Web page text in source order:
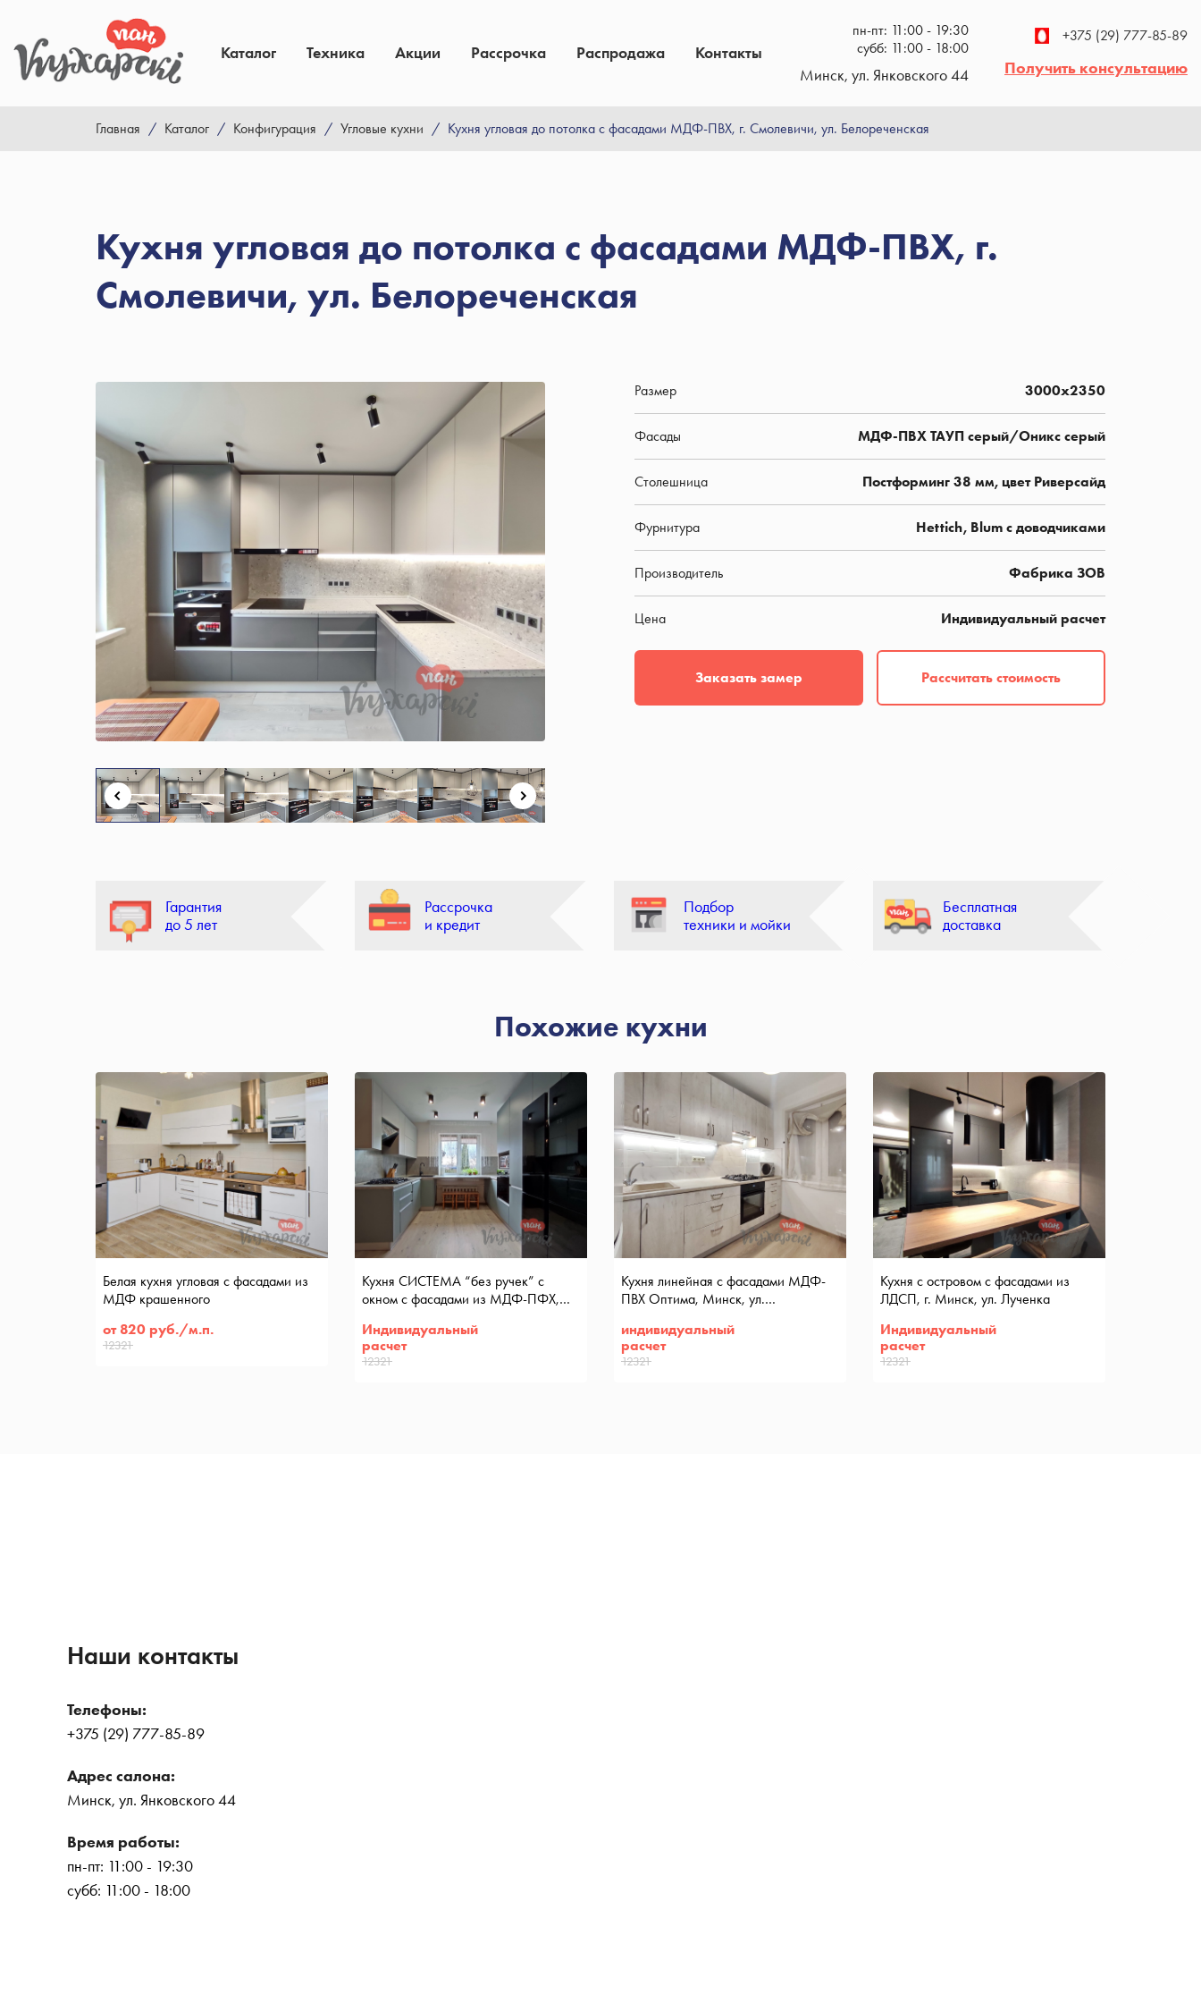
Каталог Техника Акции Рассрочка Распродажа Контакты
пн-пт: 11:00 - 19:30
субб: 11:00 - 18:00
Минск, ул. Янковского 44
+375 (29) 777-85-89
Получить консультацию
Главная / Каталог / Конфигурация / Угловые кухни / Кухня угловая до потолка с фасадами МДФ-ПВХ, г. Смолевичи, ул. Белореченская
Кухня угловая до потолка с фасадами МДФ-ПВХ, г.
Смолевичи, ул. Белореченская
Размер 3000х2350
Фасады МДФ-ПВХ ТАУП серый/Оникс серый
Столешница Постформинг 38 мм, цвет Риверсайд
Фурнитура Hettich, Blum с доводчиками
Производитель Фабрика ЗОВ
Цена Индивидуальный расчет
Заказать замер Рассчитать стоимость
Гарантия
до 5 лет
Рассрочка
и кредит
Подбор
техники и мойки
Бесплатная
доставка
Похожие кухни
Белая кухня угловая с фасадами из
МДФ крашенного
от 820 руб./м.п.
12321
Кухня СИСТЕМА “без ручек” с
окном с фасадами из МДФ-ПФХ,
Индивидуальный
расчет
12321
Кухня линейная с фасадами МДФ-
ПВХ Оптима, Минск, ул.
индивидуальный
расчет
12321
Кухня с островом с фасадами из
ЛДСП, г. Минск, ул. Лученка
Индивидуальный
расчет
12321
Наши контакты
Телефоны:
+375 (29) 777-85-89
Адрес салона:
Минск, ул. Янковского 44
Время работы:
пн-пт: 11:00 - 19:30
субб: 11:00 - 18:00